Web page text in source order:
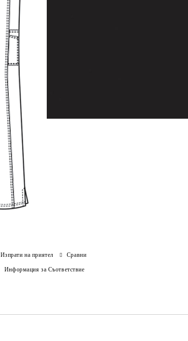
Изпрати на приятел Сравни
Информация за Съответствие